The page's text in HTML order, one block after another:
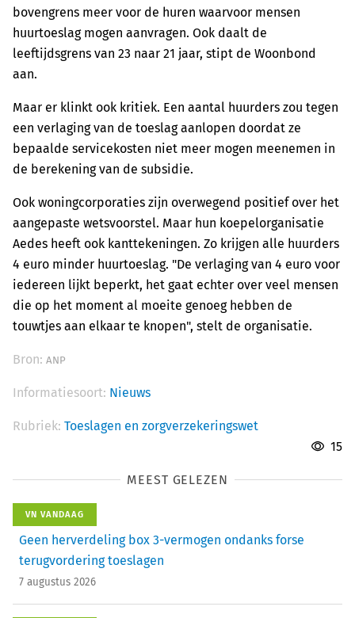
bovengrens meer voor de huren waarvoor mensen
huurtoeslag mogen aanvragen. Ook daalt de
leeftijdsgrens van 23 naar 21 jaar, stipt de Woonbond
aan.
Maar er klinkt ook kritiek. Een aantal huurders zou tegen
een verlaging van de toeslag aanlopen doordat ze
bepaalde servicekosten niet meer mogen meenemen in
de berekening van de subsidie.
Ook woningcorporaties zijn overwegend positief over het
aangepaste wetsvoorstel. Maar hun koepelorganisatie
Aedes heeft ook kanttekeningen. Zo krijgen alle huurders
4 euro minder huurtoeslag. "De verlaging van 4 euro voor
iedereen lijkt beperkt, het gaat echter over veel mensen
die op het moment al moeite genoeg hebben de
touwtjes aan elkaar te knopen", stelt de organisatie.
Bron: ANP
Informatiesoort: Nieuws
Rubriek: Toeslagen en zorgverzekeringswet
15
MEEST GELEZEN
VN VANDAAG
Geen herverdeling box 3-vermogen ondanks forse
terugvordering toeslagen
7 augustus 2026